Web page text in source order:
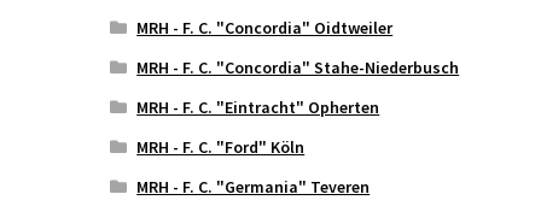
MRH - F. C. "Concordia" Oidtweiler
MRH - F. C. "Concordia" Stahe-Niederbusch
MRH - F. C. "Eintracht" Opherten
MRH - F. C. "Ford" Köln
MRH - F. C. "Germania" Teveren